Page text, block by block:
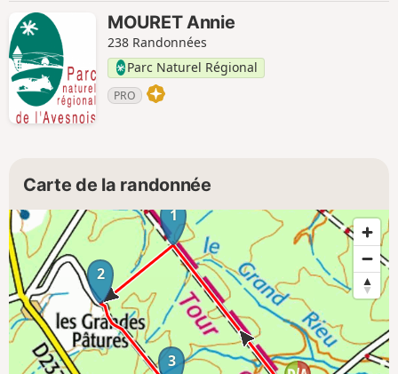
MOURET Annie
238 Randonnées
Parc Naturel Régional
PRO
Carte de la randonnée
1
2
3